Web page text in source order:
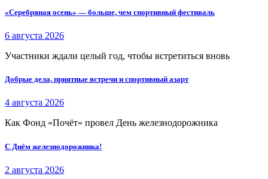
«Серебряная осень» — больше, чем спортивный фестиваль
6 августа 2026
Участники ждали целый год, чтобы встретиться вновь
Добрые дела, приятные встречи и спортивный азарт
4 августа 2026
Как Фонд «Почёт» провел День железнодорожника
С Днём железнодорожника!
2 августа 2026